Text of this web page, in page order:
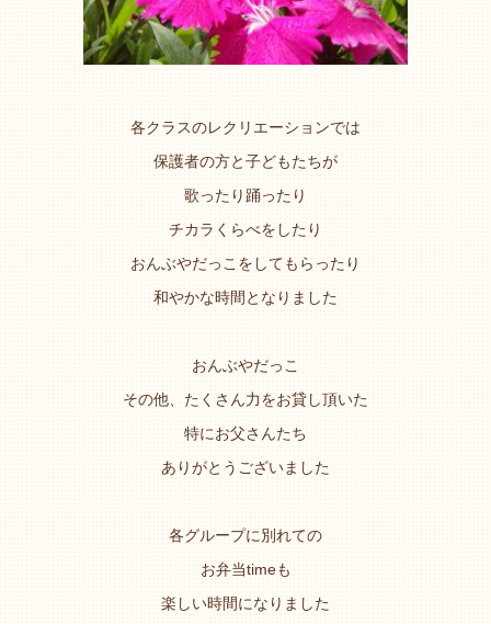
各クラスのレクリエーションでは
保護者の方と子どもたちが
歌ったり踊ったり
チカラくらべをしたり
おんぶやだっこをしてもらったり
和やかな時間となりました
おんぶやだっこ
その他、たくさん力をお貸し頂いた
特にお父さんたち
ありがとうございました
各グループに別れての
お弁当timeも
楽しい時間になりました